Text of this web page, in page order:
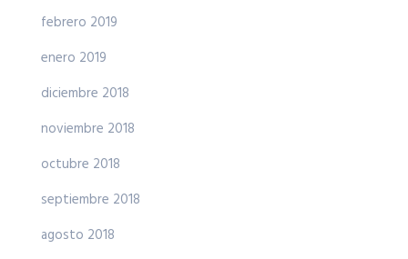
febrero 2019
enero 2019
diciembre 2018
noviembre 2018
octubre 2018
septiembre 2018
agosto 2018